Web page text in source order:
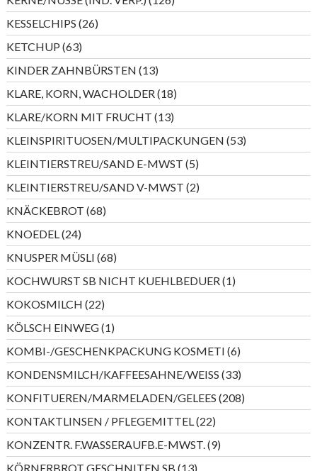
Produkte
KESSELCHIPS 2626
Produkte
KETCHUP 6363
Produkte
KINDER ZAHNBÜRSTEN 1313
Produkte
KLARE, KORN, WACHOLDER 1818
Produkte
KLARE/KORN MIT FRUCHT 1313
Produkte
KLEINSPIRITUOSEN/MULTIPACKUNGEN 5353
Produkte
KLEINTIERSTREU/SAND E-MWST 55
Produkte
KLEINTIERSTREU/SAND V-MWST 22
Produkte
KNÄCKEBROT 6868
Produkte
KNOEDEL 2424
Produkte
KNUSPER MÜSLI 6868
Produkte
KOCHWURST SB NICHT KUEHLBEDUER 11
Produkt
KOKOSMILCH 2222
Produkte
KÖLSCH EINWEG 11
Produkt
KOMBI-/GESCHENKPACKUNG KOSMETI 66
Produkte
KONDENSMILCH/KAFFEESAHNE/WEISS 3333
Produkte
KONFITUEREN/MARMELADEN/GELEES 208208
Produkte
KONTAKTLINSEN / PFLEGEMITTEL 2222
Produkte
KONZENTR. F.WASSERAUFB.E-MWST. 99
Produkte
KÖRNERBROT GESCHNITEN SB 1313